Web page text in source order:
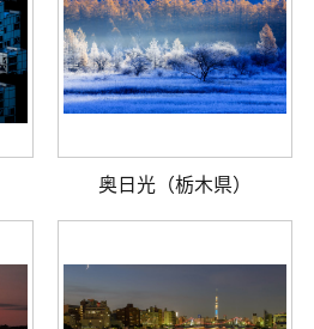
奥日光（栃木県）